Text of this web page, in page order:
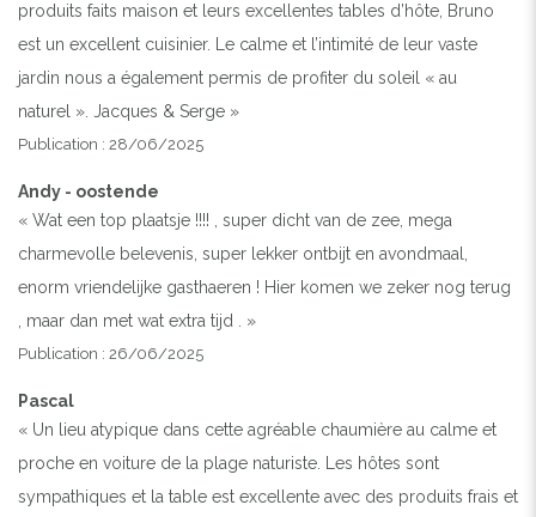
produits faits maison et leurs excellentes tables d’hôte, Bruno
est un excellent cuisinier. Le calme et l’intimité de leur vaste
jardin nous a également permis de profiter du soleil « au
naturel ». Jacques & Serge »
Publication : 28/06/2025
Andy - oostende
« Wat een top plaatsje !!!! , super dicht van de zee, mega
charmevolle belevenis, super lekker ontbijt en avondmaal,
enorm vriendelijke gasthaeren ! Hier komen we zeker nog terug
, maar dan met wat extra tijd . »
Publication : 26/06/2025
Pascal
« Un lieu atypique dans cette agréable chaumière au calme et
proche en voiture de la plage naturiste. Les hôtes sont
sympathiques et la table est excellente avec des produits frais et